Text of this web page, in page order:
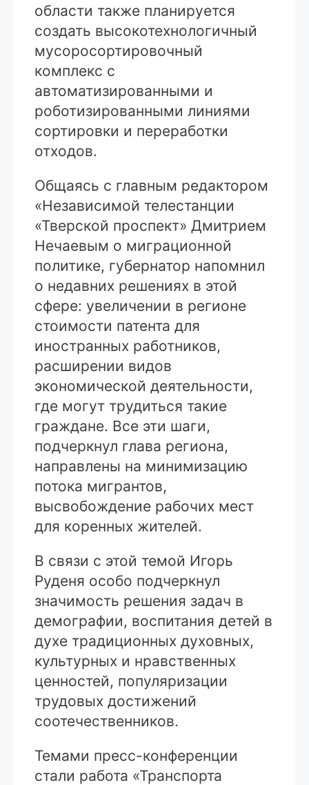
области также планируется
создать высокотехнологичный
мусоросортировочный
комплекс с
автоматизированными и
роботизированными линиями
сортировки и переработки
отходов.
Общаясь с главным редактором
«Независимой телестанции
«Тверской проспект» Дмитрием
Нечаевым о миграционной
политике, губернатор напомнил
о недавних решениях в этой
сфере: увеличении в регионе
стоимости патента для
иностранных работников,
расширении видов
экономической деятельности,
где могут трудиться такие
граждане. Все эти шаги,
подчеркнул глава региона,
направлены на минимизацию
потока мигрантов,
высвобождение рабочих мест
для коренных жителей.
В связи с этой темой Игорь
Руденя особо подчеркнул
значимость решения задач в
демографии, воспитания детей в
духе традиционных духовных,
культурных и нравственных
ценностей, популяризации
трудовых достижений
соотечественников.
Темами пресс-конференции
стали работа «Транспорта